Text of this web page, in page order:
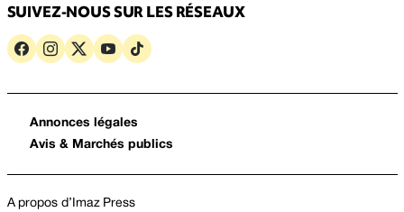
SUIVEZ-NOUS SUR LES RÉSEAUX
Annonces légales
Avis & Marchés publics
A propos d’Imaz Press